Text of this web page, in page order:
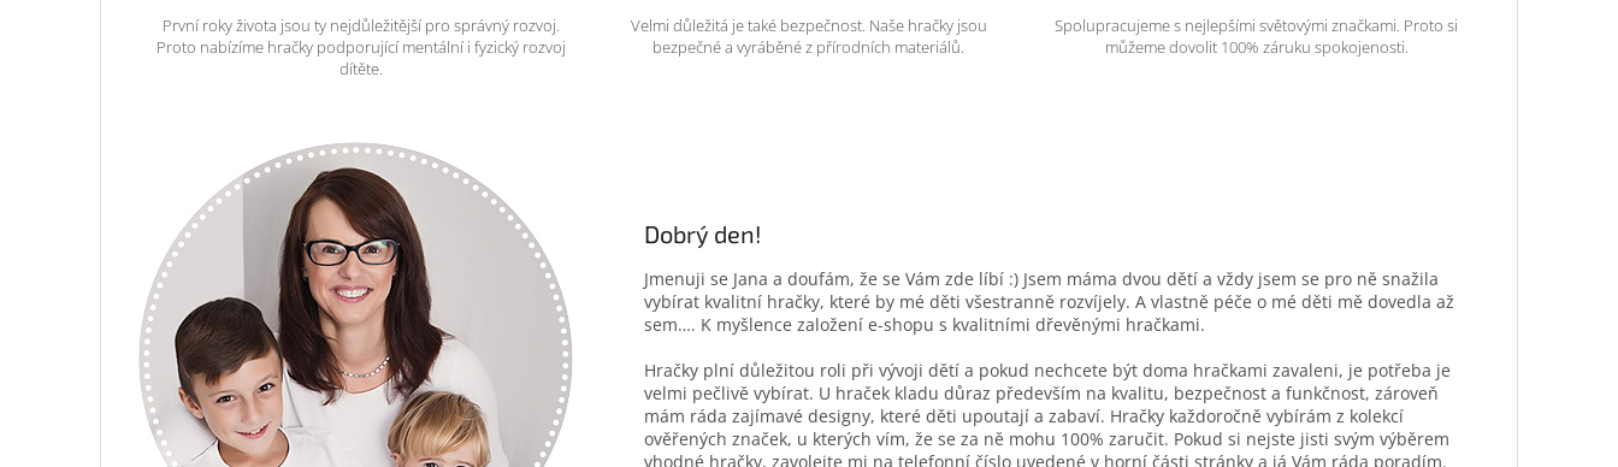
První roky života jsou ty nejdůležitější pro správný rozvoj.
Proto nabízíme hračky podporující mentální i fyzický rozvoj
dítěte.
Velmi důležitá je také bezpečnost. Naše hračky jsou
bezpečné a vyráběné z přírodních materiálů.
Spolupracujeme s nejlepšími světovými značkami. Proto si
můžeme dovolit 100% záruku spokojenosti.
Dobrý den!
Jmenuji se Jana a doufám, že se Vám zde líbí :) Jsem máma dvou dětí a vždy jsem se pro ně snažila
vybírat kvalitní hračky, které by mé děti všestranně rozvíjely. A vlastně péče o mé děti mě dovedla až
sem…. K myšlence založení e-shopu s kvalitními dřevěnými hračkami.
Hračky plní důležitou roli při vývoji dětí a pokud nechcete být doma hračkami zavaleni, je potřeba je
velmi pečlivě vybírat. U hraček kladu důraz především na kvalitu, bezpečnost a funkčnost, zároveň
mám ráda zajímavé designy, které děti upoutají a zabaví. Hračky každoročně vybírám z kolekcí
ověřených značek, u kterých vím, že se za ně mohu 100% zaručit. Pokud si nejste jisti svým výběrem
vhodné hračky, zavolejte mi na telefonní číslo uvedené v horní části stránky a já Vám ráda poradím.